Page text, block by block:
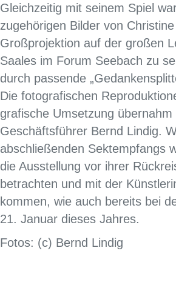
Gleichzeitig mit seinem Spiel
zugehörigen Bilder von
Großprojektion auf der großen
Saales im Forum Seebach zu
durch passende
Die fotografischen
grafische Umsetzung übernahm
Geschäftsführer Bernd Lindig.
abschließenden Sektempfangs
die Ausstellung vor ihrer
betrachten und mit der
kommen, wie auch bereits bei
21. Januar dieses Jahres.
Fotos: (c) Bernd Lindig